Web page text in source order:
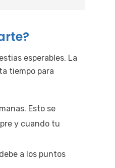
esperables. La
tiempo para
Esto se
y cuando tu
a los puntos